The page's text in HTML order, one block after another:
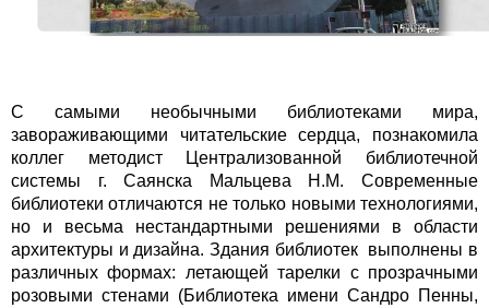
С самыми необычными библиотеками мира,
завораживающими читательские сердца, познакомила
коллег методист Централизованной библиотечной
системы г. Саянска Мальцева Н.М. Современные
библиотеки отличаются не только новыми технологиями,
но и весьма нестандартными решениями в области
архитектуры и дизайна. Здания библиотек выполнены в
различных формах: летающей тарелки с прозрачными
розовыми стенами (Библиотека имени Сандро Пенны,